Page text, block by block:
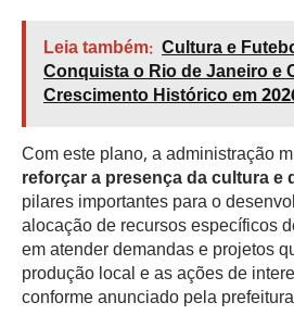
Leia também: Cultura e
Conquista o Rio de Janeiro e
Crescimento Histórico em
Com este plano, a administração
reforçar a presença da cultura e
pilares importantes para o
alocação de recursos específicos
em atender demandas e projetos
produção local e as ações de
conforme anunciado pela